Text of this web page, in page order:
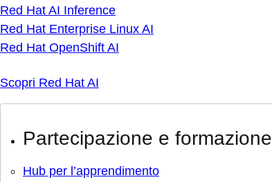
Red Hat AI Inference
Red Hat Enterprise Linux AI
Red Hat OpenShift AI
Scopri Red Hat AI
Partecipazione e formazione
Hub per l’apprendimento